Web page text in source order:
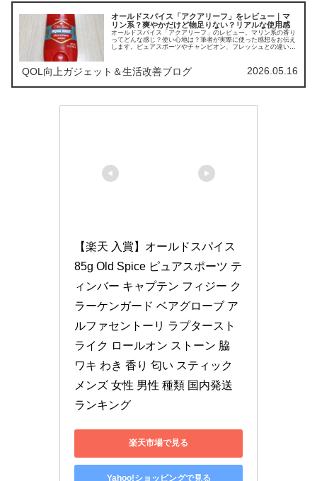
オールドスパイス「アクアリーフ」をレビュー｜マ
リン系？爽やかだけど物足りない？リアルな使用感
オールドスパイス「アクアリーフ」のレビュー。マリン系の香り
ってどんな感じ？使い心地は？筆者が実際に使った感想をお伝え
します。ピュアスポーツやチャンピオン、フレッシュとの違いも
QOL向上ガジェット＆生活改善ブログ 2026.05.16
【楽天 入賞】オールドスパイス
85g Old Spice ピュアスポーツ テ
ィンバー キャプテン フィジー ク
ラーケンガード ベアグローブ ア
ルファセントーリ ラプタースト
ライク ロールオン ストーン 脇
ワキ わき 香り 匂い スティック
メンズ 女性 男性 種類 国内発送
ランキング
楽天市場で見る
Yahoo!ショッピングで見る